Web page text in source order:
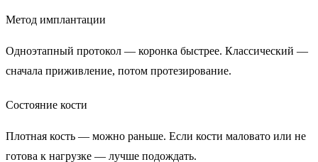
Метод имплантации
Одноэтапный протокол — коронка быстрее. Классический —
сначала приживление, потом протезирование.
Состояние кости
Плотная кость — можно раньше. Если кости маловато или не
готова к нагрузке — лучше подождать.